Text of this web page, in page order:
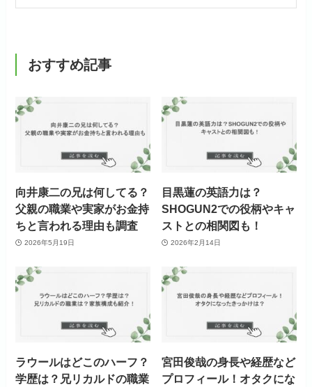
おすすめ記事
向井康二の兄は何してる？
父親の職業や実家がお金持
ちと言われる理由も調査
2026年5月19日
目黒蓮の英語力は？
SHOGUN2での役柄やキャ
ストとの相関図も！
2026年2月14日
ラウールはどこのハーフ？
学歴は？兄リカルドの職業
宮田俊哉の身長や経歴など
プロフィール！オタクにな